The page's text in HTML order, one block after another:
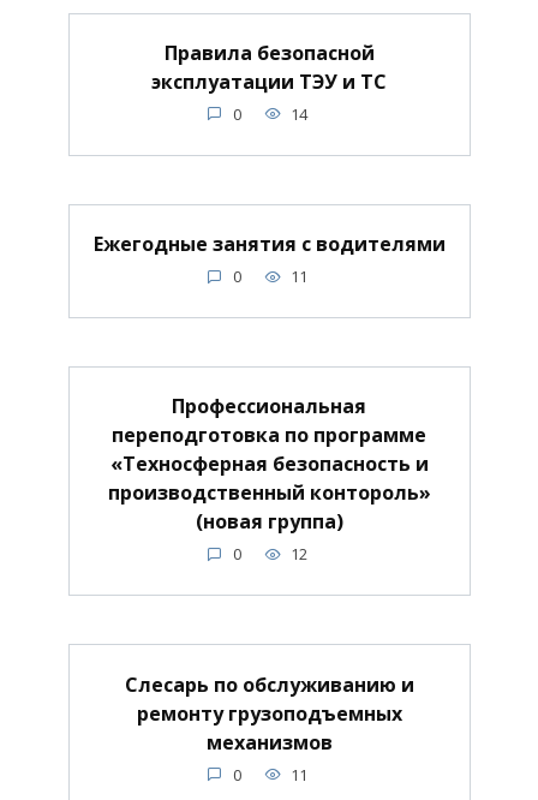
Правила безопасной
эксплуатации ТЭУ и ТС
0 14
Ежегодные занятия с водителями
0 11
Профессиональная
переподготовка по программе
«Техносферная безопасность и
производственный контороль»
(новая группа)
0 12
Слесарь по обслуживанию и
ремонту грузоподъемных
механизмов
0 11